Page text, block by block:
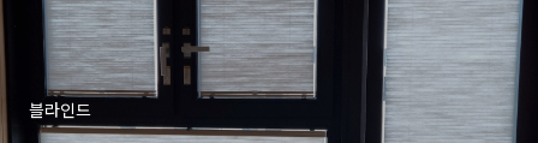
블라인드